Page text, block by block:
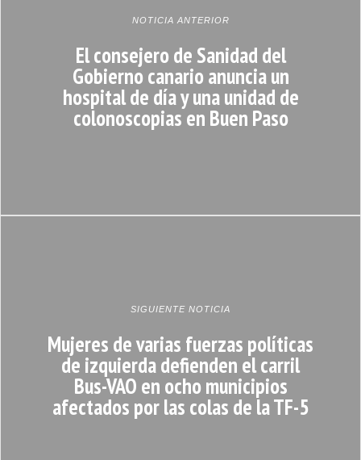
NOTICIA ANTERIOR
El consejero de Sanidad del
Gobierno canario anuncia un
hospital de día y una unidad de
colonoscopias en Buen Paso
SIGUIENTE NOTICIA
Mujeres de varias fuerzas políticas
de izquierda defienden el carril
Bus-VAO en ocho municipios
afectados por las colas de la TF-5